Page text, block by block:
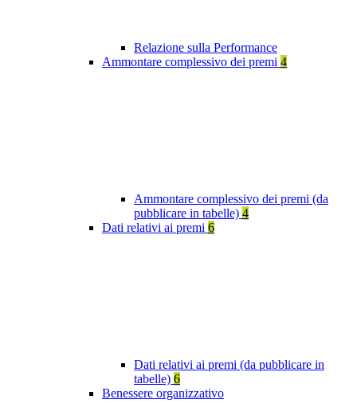
Relazione sulla Performance
Ammontare complessivo dei premi 4
Ammontare complessivo dei premi (da
pubblicare in tabelle) 4
Dati relativi ai premi 6
Dati relativi ai premi (da pubblicare in
tabelle) 6
Benessere organizzativo